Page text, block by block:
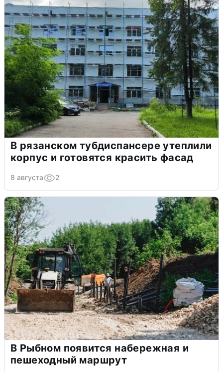
В рязанском тубдиспансере утеплили
корпус и готовятся красить фасад
8 августа 2
В Рыбном появится набережная и
пешеходный маршрут